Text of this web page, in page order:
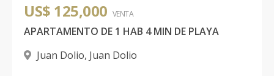
US$ 125,000 VENTA
APARTAMENTO DE 1 HAB 4 MIN DE PLAYA
Juan Dolio, Juan Dolio